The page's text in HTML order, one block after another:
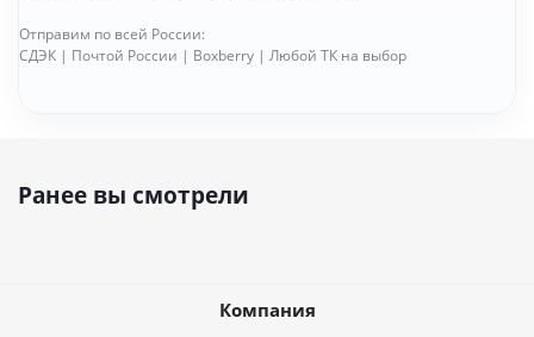
Отправим по всей России:
СДЭК | Почтой России | Boxberry | Любой ТК на выбор
Ранее вы смотрели
Компания